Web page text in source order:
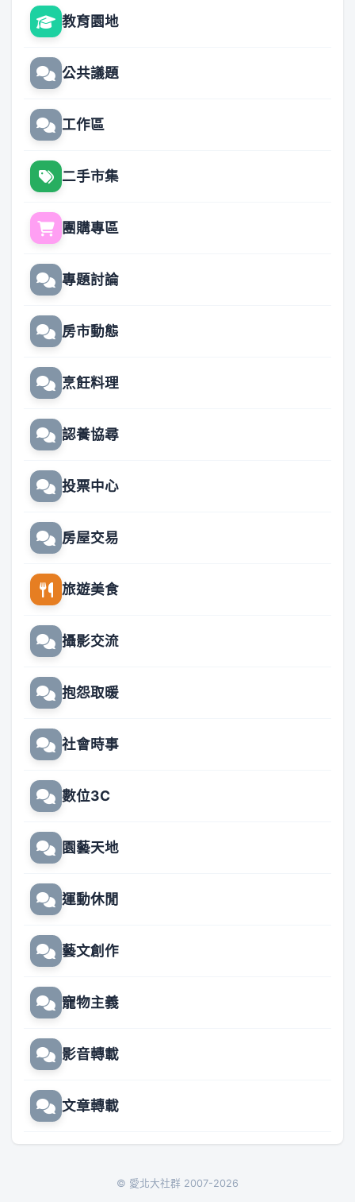
教育園地
公共議題
工作區
二手市集
團購專區
專題討論
房市動態
烹飪料理
認養協尋
投票中心
房屋交易
旅遊美食
攝影交流
抱怨取暖
社會時事
數位3C
園藝天地
運動休閒
藝文創作
寵物主義
影音轉載
文章轉載
© 愛北大社群 2007-2026